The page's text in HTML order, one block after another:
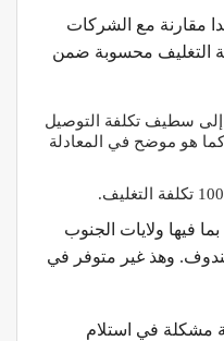
مقارنة مع الشركات
التغليف محسوبة ضمن
إلى سطيف تكلفة التوصيل
كما هو موضح في المعادلة
فيها ولايات الجنوب
وهذ غير متوفر في
مشكلة في استلام